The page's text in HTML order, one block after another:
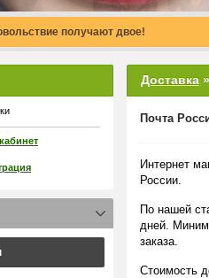
получают двое!
Доставка »
Почта
Интернет
России.
По нашей
дней.
заказа.
Стоимость